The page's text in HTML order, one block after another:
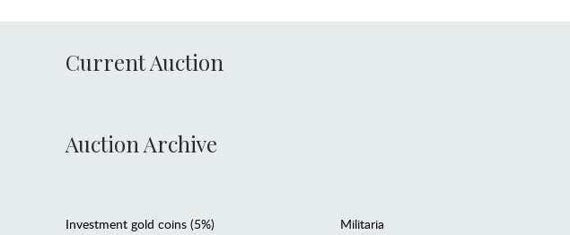
Current Auction
Auction Archive
Investment gold coins (5%) Militaria